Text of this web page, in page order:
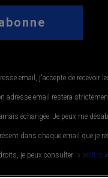
email, j'accepte de recevoir
adresse email restera
échangée. Je peux me
dans chaque email que je
je peux consulter la